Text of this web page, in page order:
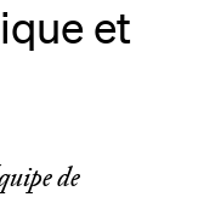
et
de